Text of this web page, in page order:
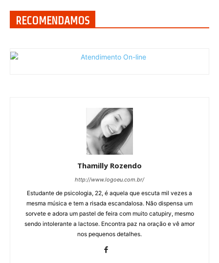
RECOMENDAMOS
Thamilly Rozendo
http://www.logoeu.com.br/
Estudante de psicologia, 22, é aquela que escuta mil vezes a
mesma música e tem a risada escandalosa. Não dispensa um
sorvete e adora um pastel de feira com muito catupiry, mesmo
sendo intolerante a lactose. Encontra paz na oração e vê amor
nos pequenos detalhes.